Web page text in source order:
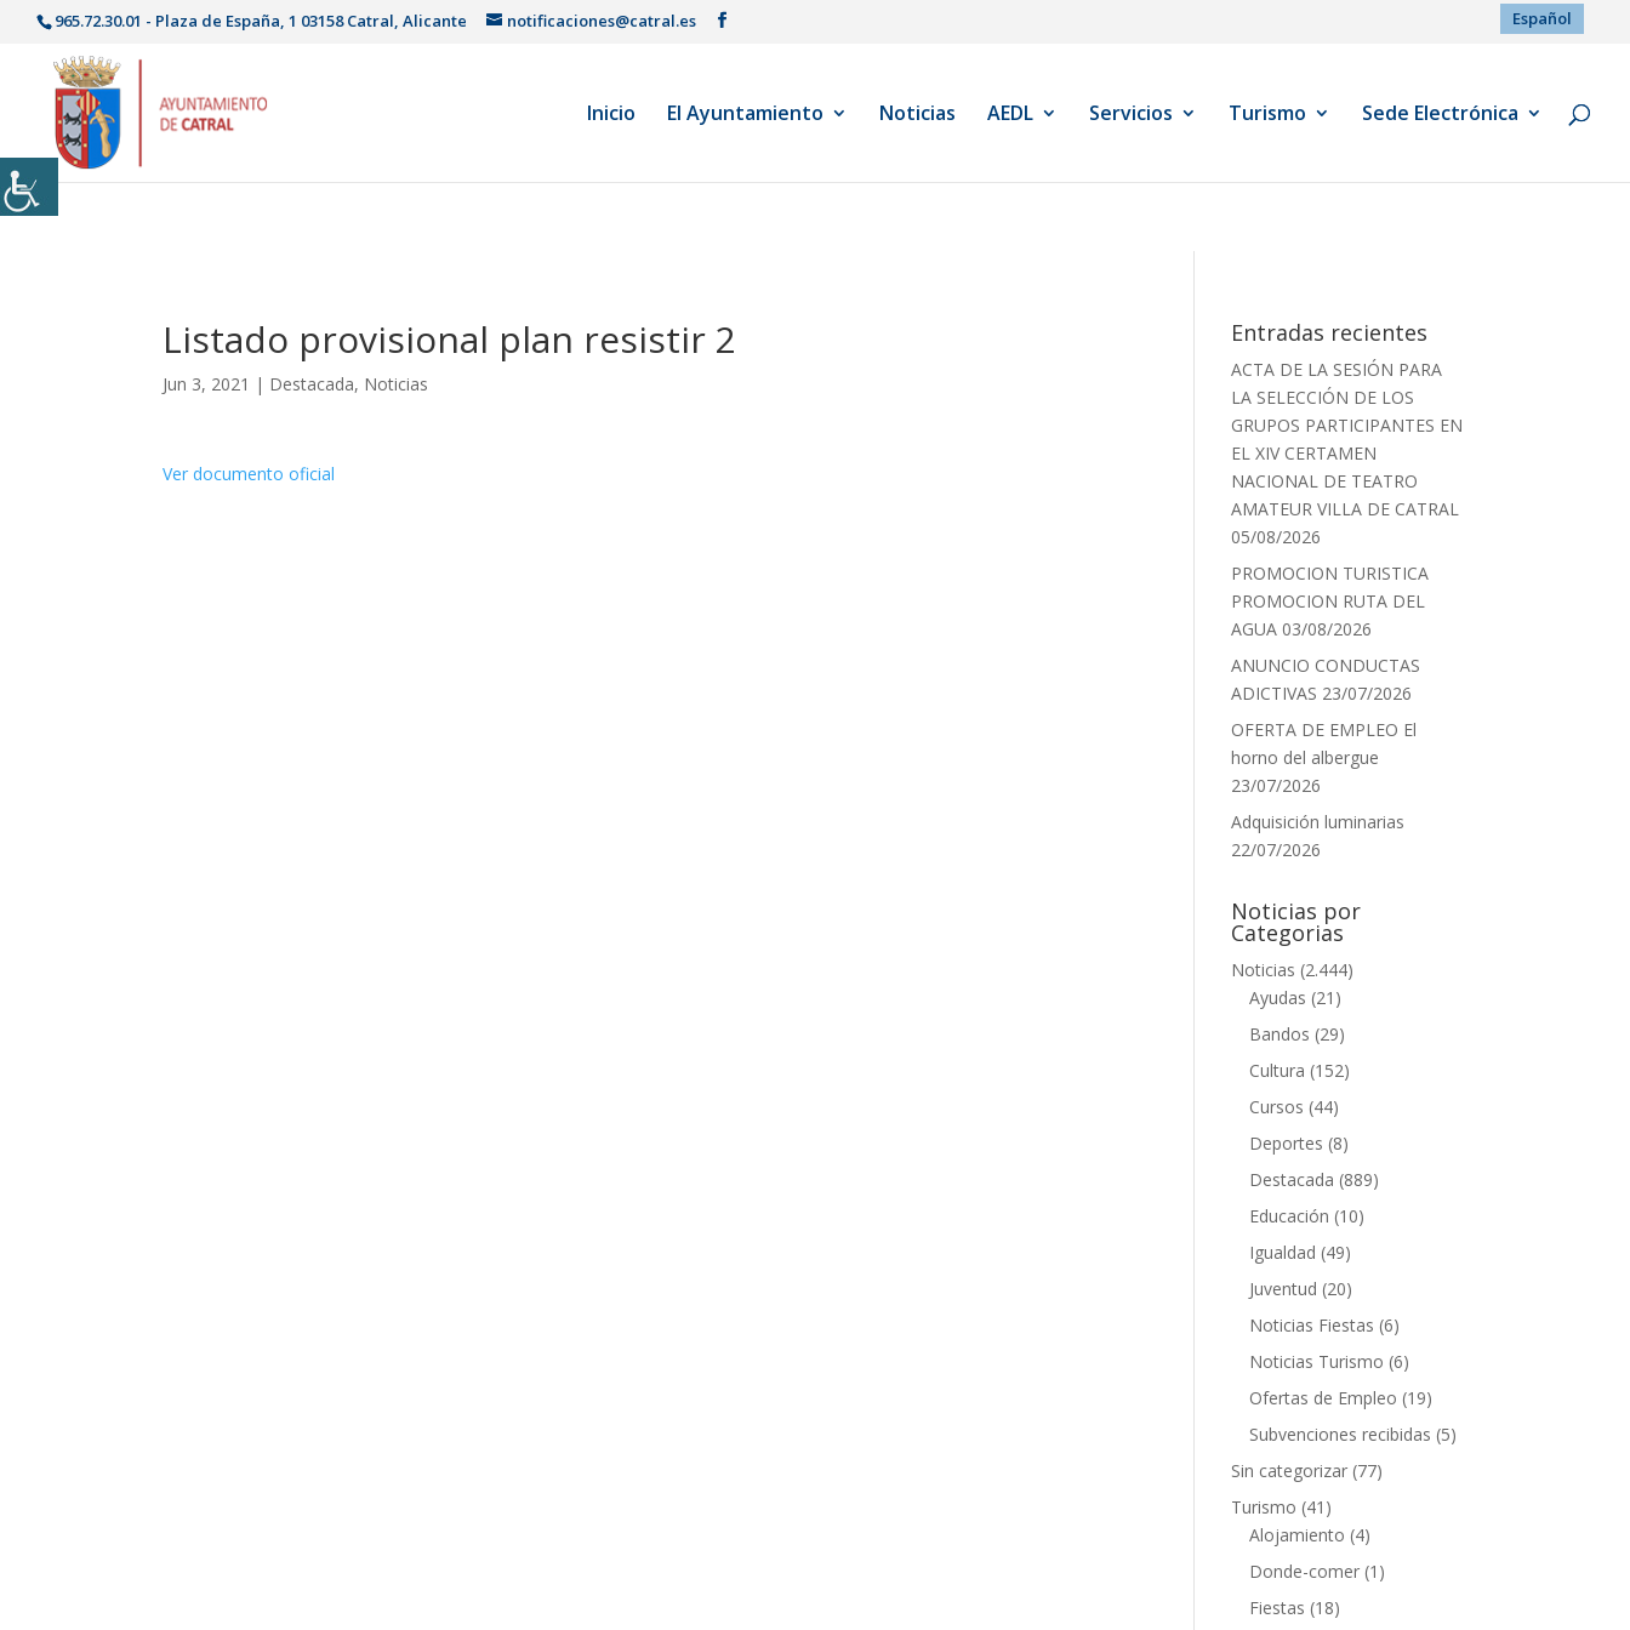
965.72.30.01 - Plaza de España, 1 03158 Catral, Alicante notificaciones@catral.es Español
Inicio El Ayuntamiento Noticias AEDL Servicios Turismo Sede Electrónica
Listado provisional plan resistir 2
Jun 3, 2021 | Destacada, Noticias
Ver documento oficial
Entradas recientes
ACTA DE LA SESIÓN PARA
LA SELECCIÓN DE LOS
GRUPOS PARTICIPANTES EN
EL XIV CERTAMEN
NACIONAL DE TEATRO
AMATEUR VILLA DE CATRAL
05/08/2026
PROMOCION TURISTICA
PROMOCION RUTA DEL
AGUA 03/08/2026
ANUNCIO CONDUCTAS
ADICTIVAS 23/07/2026
OFERTA DE EMPLEO El
horno del albergue
23/07/2026
Adquisición luminarias
22/07/2026
Noticias por
Categorias
Noticias (2.444)
Ayudas (21)
Bandos (29)
Cultura (152)
Cursos (44)
Deportes (8)
Destacada (889)
Educación (10)
Igualdad (49)
Juventud (20)
Noticias Fiestas (6)
Noticias Turismo (6)
Ofertas de Empleo (19)
Subvenciones recibidas (5)
Sin categorizar (77)
Turismo (41)
Alojamiento (4)
Donde-comer (1)
Fiestas (18)